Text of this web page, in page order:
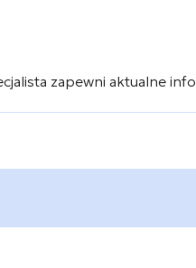
zapewni aktualne